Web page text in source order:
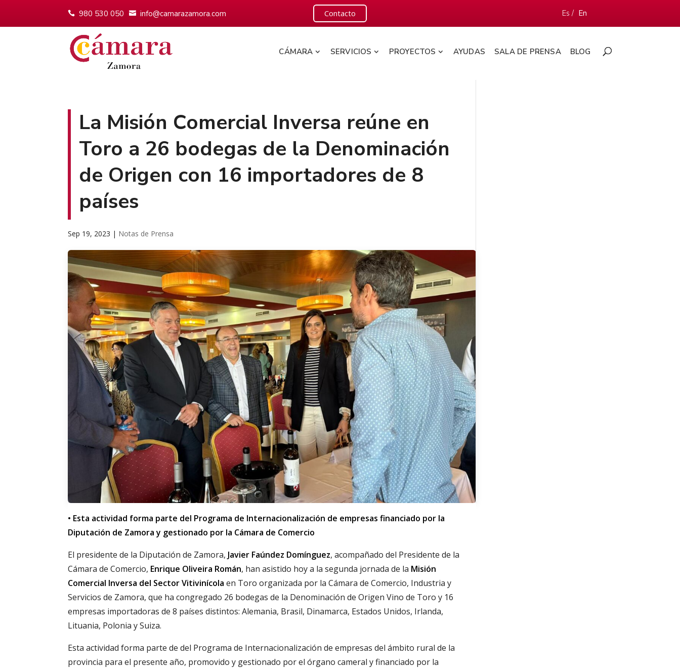
980 530 050 info@camarazamora.com Contacto Es / En
CÁMARA SERVICIOS PROYECTOS AYUDAS SALA DE PRENSA BLOG
La Misión Comercial Inversa reúne en
Toro a 26 bodegas de la Denominación
de Origen con 16 importadores de 8
países
Sep 19, 2023 | Notas de Prensa
• Esta actividad forma parte del Programa de Internacionalización de empresas financiado por la
Diputación de Zamora y gestionado por la Cámara de Comercio
El presidente de la Diputación de Zamora, Javier Faúndez Domínguez, acompañado del Presidente de la
Cámara de Comercio, Enrique Oliveira Román, han asistido hoy a la segunda jornada de la Misión
Comercial Inversa del Sector Vitivinícolaen Toro organizada por la Cámara de Comercio, Industria y
Servicios de Zamora, que ha congregado 26 bodegas de la Denominación de Origen Vino de Toro y 16
empresas importadoras de 8 países distintos: Alemania, Brasil, Dinamarca, Estados Unidos, Irlanda,
Lituania, Polonia y Suiza.
Esta actividad forma parte de del Programa de Internacionalización de empresas del ámbito rural de la
provincia para el presente año, promovido y gestionado por el órgano cameral y financiado por la